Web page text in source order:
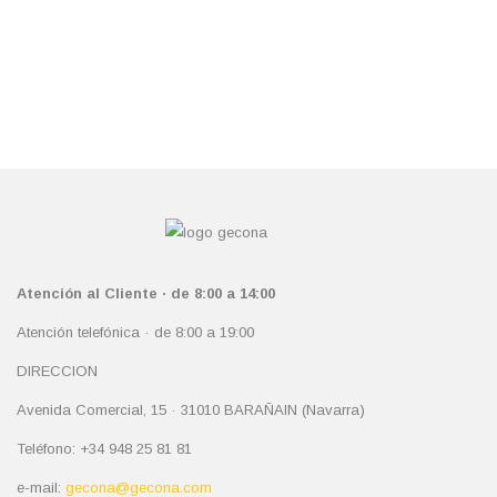
Atención al Cliente · de 8:00 a 14:00
Atención telefónica · de 8:00 a 19:00
DIRECCION
Avenida Comercial, 15 · 31010 BARAÑAIN (Navarra)
Teléfono: +34 948 25 81 81
e-mail: gecona@gecona.com